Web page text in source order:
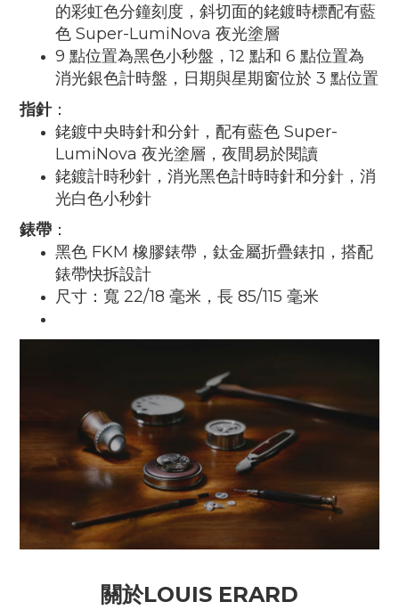
的彩虹色分鐘刻度，斜切面的銠鍍時標配有藍
色 Super-LumiNova 夜光塗層
9 點位置為黑色小秒盤，12 點和 6 點位置為
消光銀色計時盤，日期與星期窗位於 3 點位置
指針：
銠鍍中央時針和分針，配有藍色 Super-
LumiNova 夜光塗層，夜間易於閱讀
銠鍍計時秒針，消光黑色計時時針和分針，消
光白色小秒針
錶帶 ：
黑色 FKM 橡膠錶帶，鈦金屬折疊錶扣，搭配
錶帶快拆設計
尺寸：寬 22/18 毫米，長 85/115 毫米
關於LOUIS ERARD